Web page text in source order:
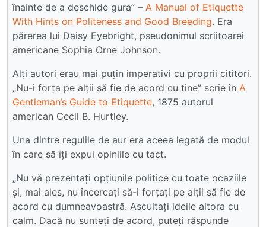
înainte de a deschide gura” – A Manual of Etiquette
With Hints on Politeness and Good Breeding. Era
părerea lui Daisy Eyebright, pseudonimul scriitoarei
americane Sophia Orne Johnson.
Alți autori erau mai puțin imperativi cu proprii cititori.
„Nu-i forța pe alții să fie de acord cu tine” scrie în A
Gentleman’s Guide to Etiquette, 1875 autorul
american Cecil B. Hurtley.
Una dintre regulile de aur era aceea legată de modul
în care să îți expui opiniile cu tact.
„Nu vă prezentați opțiunile politice cu toate ocaziile
și, mai ales, nu încercați să-i forțați pe alții să fie de
acord cu dumneavoastră. Ascultați ideile altora cu
calm. Dacă nu sunteți de acord, puteți răspunde